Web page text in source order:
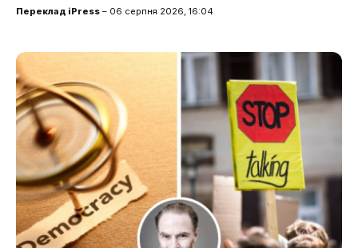
Переклад iPress – 06 серпня 2026, 16:04